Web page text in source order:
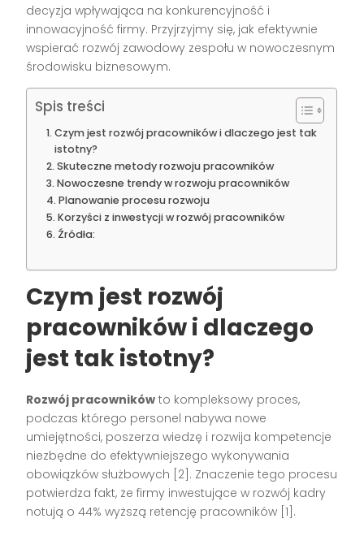
decyzja wpływająca na konkurencyjność i
innowacyjność firmy. Przyjrzyjmy się, jak efektywnie
wspierać rozwój zawodowy zespołu w nowoczesnym
środowisku biznesowym.
Spis treści
Czym jest rozwój pracowników i dlaczego jest tak
istotny?
Skuteczne metody rozwoju pracowników
Nowoczesne trendy w rozwoju pracowników
Planowanie procesu rozwoju
Korzyści z inwestycji w rozwój pracowników
Źródła:
Czym jest rozwój
pracowników i dlaczego
jest tak istotny?
Rozwój pracowników to kompleksowy proces,
podczas którego personel nabywa nowe
umiejętności, poszerza wiedzę i rozwija kompetencje
niezbędne do efektywniejszego wykonywania
obowiązków służbowych [2]. Znaczenie tego procesu
potwierdza fakt, że firmy inwestujące w rozwój kadry
notują o 44% wyższą retencję pracowników [1].